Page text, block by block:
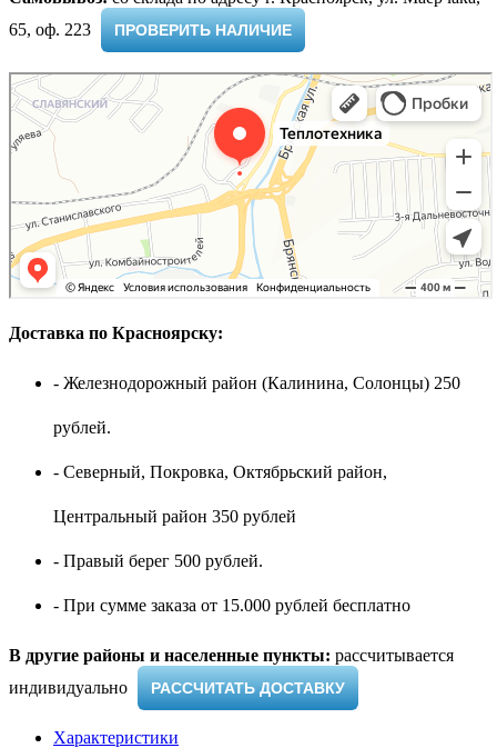
65, оф. 223 ​
ПРОВЕРИТЬ НАЛИЧИЕ
Доставка по Красноярску:
- Железнодорожный район (Калинина, Солонцы) 250
рублей.
- Северный, Покровка, Октябрьский район,
Центральный район 350 рублей
- Правый берег 500 рублей.
- При сумме заказа от 15.000 рублей бесплатно
В другие районы и населенные пункты: рассчитывается
индивидуально ​
РАССЧИТАТЬ ДОСТАВКУ
Характеристики